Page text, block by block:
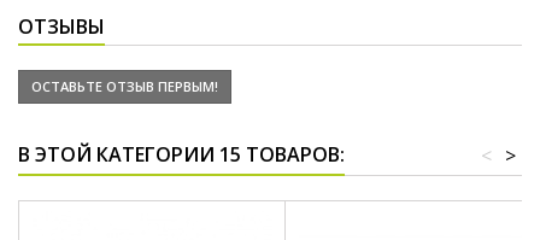
ОТЗЫВЫ
ОСТАВЬТЕ ОТЗЫВ ПЕРВЫМ!
В ЭТОЙ КАТЕГОРИИ 15 ТОВАРОВ: >
<